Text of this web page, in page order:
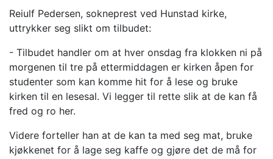
Reiulf Pedersen, sokneprest ved Hunstad kirke,
uttrykker seg slikt om tilbudet:
- Tilbudet handler om at hver onsdag fra klokken ni på
morgenen til tre på ettermiddagen er kirken åpen for
studenter som kan komme hit for å lese og bruke
kirken til en lesesal. Vi legger til rette slik at de kan få
fred og ro her.
Videre forteller han at de kan ta med seg mat, bruke
kjøkkenet for å lage seg kaffe og gjøre det de må for